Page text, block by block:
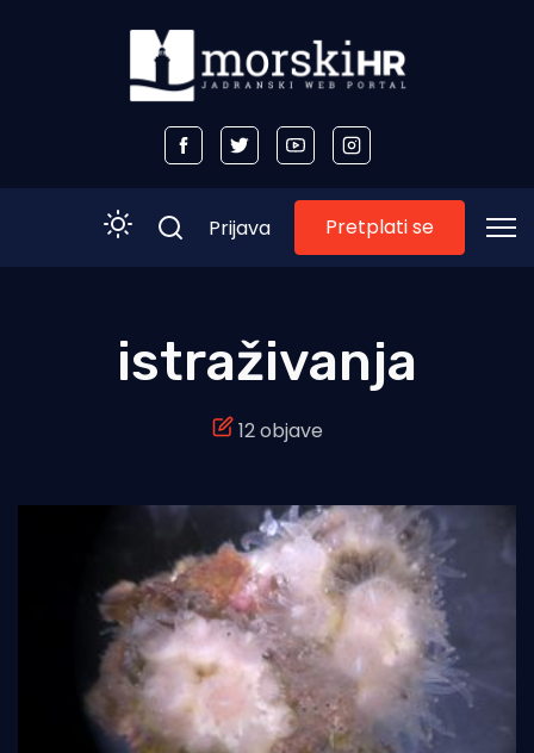
Morski plus
Turizam i nautika
Pomorstvo
Ekologija
Prijava Pretplati se
istraživanja
12 objave